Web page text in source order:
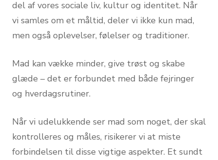
del af vores sociale liv, kultur og identitet. Når
vi samles om et måltid, deler vi ikke kun mad,
men også oplevelser, følelser og traditioner.
Mad kan vække minder, give trøst og skabe
glæde – det er forbundet med både fejringer
og hverdagsrutiner.
Når vi udelukkende ser mad som noget, der skal
kontrolleres og måles, risikerer vi at miste
forbindelsen til disse vigtige aspekter. Et sundt